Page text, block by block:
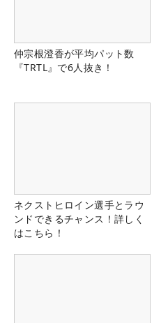
仲宗根澄香が平均パット数
『TRTL』で6人抜き！
ネクストヒロイン選手とラウ
ンドできるチャンス！詳しく
はこちら！